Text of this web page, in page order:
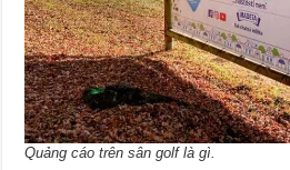
Quảng cáo trên sân golf là gì.